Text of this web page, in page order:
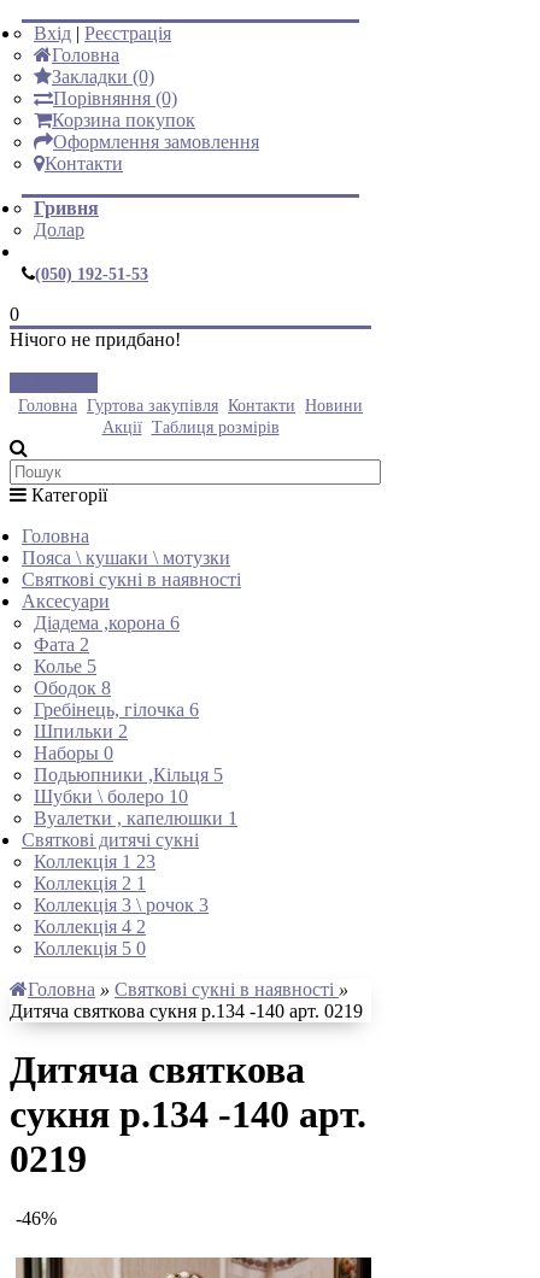
Вхід | Реєстрація
Головна
Закладки (0)
Порівняння (0)
Корзина покупок
Оформлення замовлення
Контакти
Гривня
Долар
(050) 192-51-53
0
Нічого не придбано!
Головна Гуртова закупівля Контакти Новини
Акції Таблиця розмірів
Категорії
Головна
Пояса \ кушаки \ мотузки
Святкові сукні в наявності
Аксесуари
Діадема ,корона 6
Фата 2
Колье 5
Ободок 8
Гребінець, гілочка 6
Шпильки 2
Наборы 0
Подьюпники ,Кільця 5
Шубки \ болеро 10
Вуалетки , капелюшки 1
Святкові дитячі сукні
Коллекція 1 23
Коллекція 2 1
Коллекція 3 \ рочок 3
Коллекція 4 2
Коллекція 5 0
Головна » Святкові сукні в наявності »
Дитяча святкова сукня р.134 -140 арт. 0219
Дитяча святкова
сукня р.134 -140 арт.
0219
-46%